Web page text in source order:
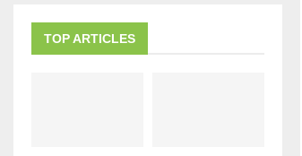
TOP ARTICLES